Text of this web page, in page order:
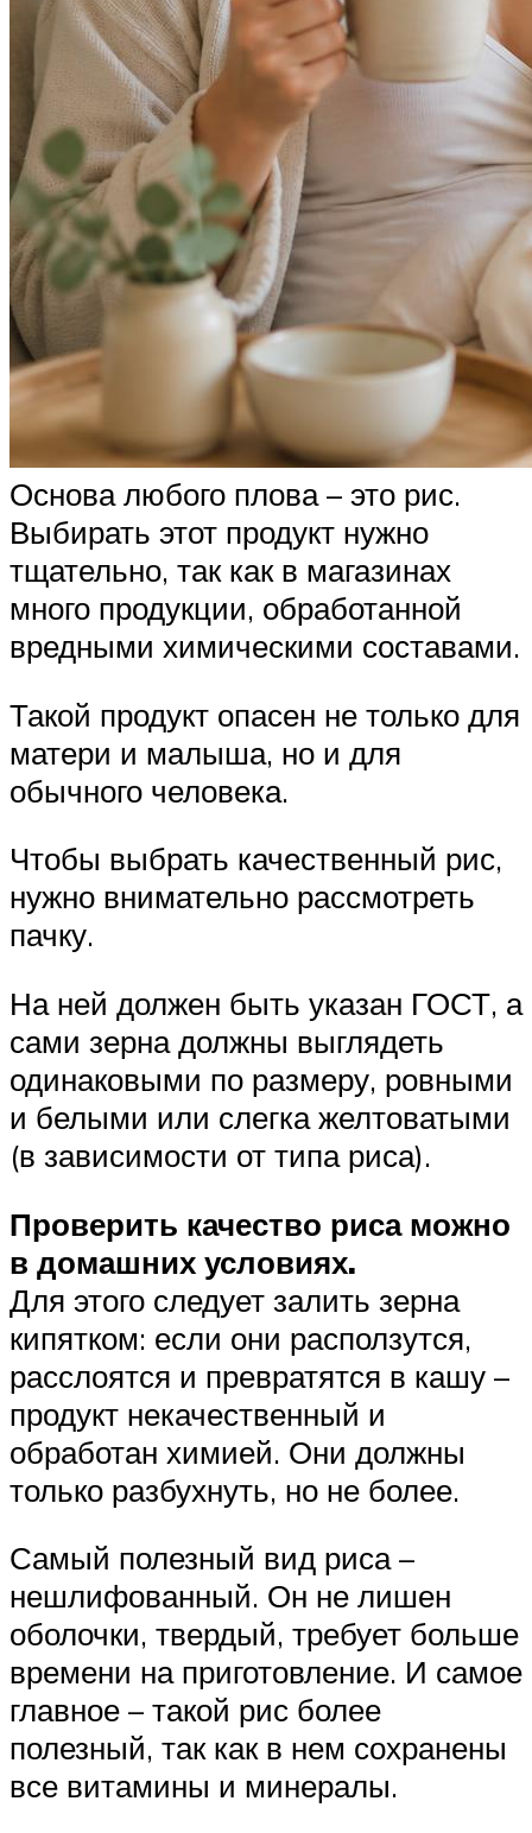
Основа любого плова – это рис.
Выбирать этот продукт нужно
тщательно, так как в магазинах
много продукции, обработанной
вредными химическими составами.
Такой продукт опасен не только для
матери и малыша, но и для
обычного человека.
Чтобы выбрать качественный рис,
нужно внимательно рассмотреть
пачку.
На ней должен быть указан ГОСТ, а
сами зерна должны выглядеть
одинаковыми по размеру, ровными
и белыми или слегка желтоватыми
(в зависимости от типа риса).
Проверить качество риса можно
в домашних условиях.
Для этого следует залить зерна
кипятком: если они расползутся,
расслоятся и превратятся в кашу –
продукт некачественный и
обработан химией. Они должны
только разбухнуть, но не более.
Самый полезный вид риса –
нешлифованный. Он не лишен
оболочки, твердый, требует больше
времени на приготовление. И самое
главное – такой рис более
полезный, так как в нем сохранены
все витамины и минералы.